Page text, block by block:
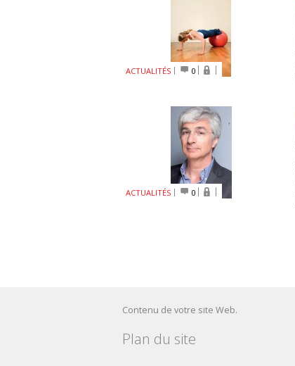
ACTUALITÉS 0
ACTUALITÉS 0
Contenu de votre site Web.
Plan du site